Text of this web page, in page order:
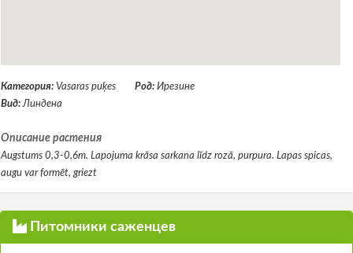
Категория: Vasaras puķes Род: Ирезине
Вид: Линдена
Описание растения
Augstums 0,3-0,6m. Lapojuma krāsa sarkana līdz rozā, purpura. Lapas spicas,
augu var formēt, griezt
Питомники саженцев